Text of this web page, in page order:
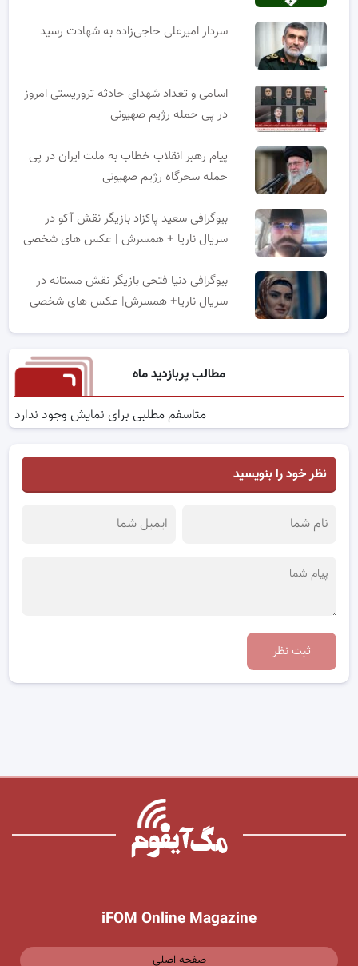
سردار امیرعلی حاجی‌زاده به شهادت رسید
اسامی و تعداد شهدای حادثه تروریستی امروز
در پی حمله رژیم صهیونی
پیام رهبر انقلاب خطاب به ملت ایران در پی
حمله سحرگاه رژیم صهیونی
بیوگرافی سعید پاکزاد بازیگر نقش آکو در
سریال ناریا + همسرش | عکس های شخصی
بیوگرافی دنیا فتحی بازیگر نقش مستانه در
سریال ناریا+ همسرش| عکس های شخصی
مطالب پربازدید ماه
متاسفم مطلبی برای نمایش وجود ندارد
نظر خود را بنویسید
ثبت نظر
iFOM Online Magazine
صفحه اصلی